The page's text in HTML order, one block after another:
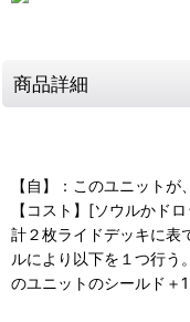
商品詳細
【自】：このユニットが
【コスト】[ソウルかド
計２枚ライドデッキに表
ルにより以下を１つ行う
のユニットのシールド＋